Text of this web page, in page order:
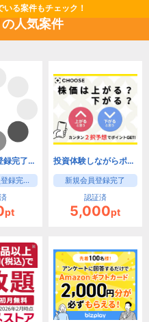
る案件もチェック！
人気案件
【無料会員登録完了】インクロムボランティアセンター【ボランティアセンター 無料会員登録】
新規無料会員登録完了で成果となります。
pt
投資体験しながらポイ活できる「CHOOSE」
新規会員登録完了
認証済
5,000pt